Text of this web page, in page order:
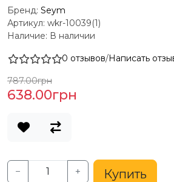
Бренд: Seym
Артикул: wkr-10039(1)
Наличие: В наличии
0 отзывов/Написать
787.00грн
638.00грн
− + Купить